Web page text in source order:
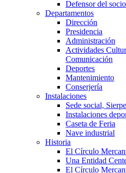
Defensor del
Departamentos
Dirección
Presidencia
Administración
Actividades
Comunicación
Deportes
Mantenimiento
Conserjería
Instalaciones
Sede social,
Instalaciones
Caseta de Feria
Nave industrial
Historia
El Círculo
Una Entidad
El Círculo